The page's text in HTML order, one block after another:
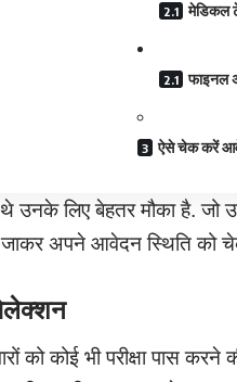
मेडिकल
फाइनल
ऐसे चेक करें
उनके लिए बेहतर मौका है. जो
जाकर अपने आवेदन स्थिति
को कोई भी परीक्षा पास